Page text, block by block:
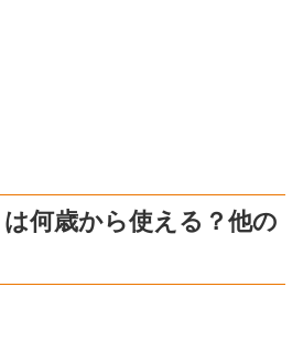
何歳から使える？他の